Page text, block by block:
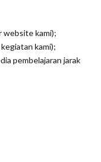
website kami);
kami);
pembelajaran jarak